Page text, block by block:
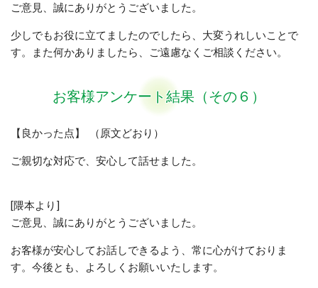
ご意見、誠にありがとうございました。
少しでもお役に立てましたのでしたら、大変うれしいことで
す。また何かありましたら、ご遠慮なくご相談ください。
お客様アンケート結果（その６）
【良かった点】 （原文どおり）
ご親切な対応で、安心して話せました。
[隈本より]
ご意見、誠にありがとうございました。
お客様が安心してお話しできるよう、常に心がけておりま
す。今後とも、よろしくお願いいたします。